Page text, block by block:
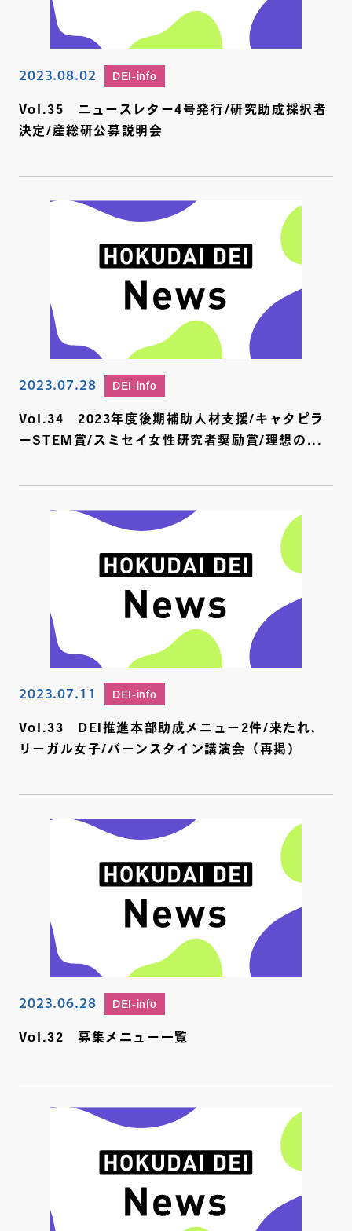
2023.08.02 DEI-info
Vol.35 ニュースレター4号発行/研究助成採択者
決定/産総研公募説明会
2023.07.28 DEI-info
Vol.34 2023年度後期補助人材支援/キャタピラ
ーSTEM賞/スミセイ女性研究者奨励賞/理想の...
2023.07.11 DEI-info
Vol.33 DEI推進本部助成メニュー2件/来たれ、
リーガル女子/バーンスタイン講演会（再掲）
2023.06.28 DEI-info
Vol.32 募集メニュー一覧